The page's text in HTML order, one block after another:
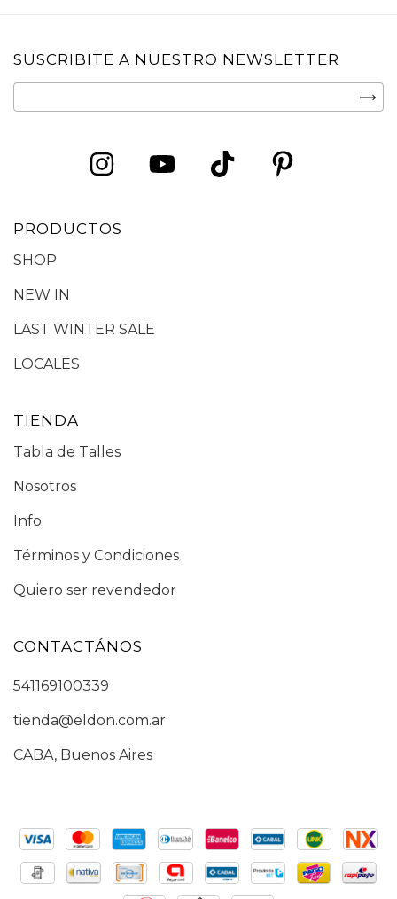
SUSCRIBITE A NUESTRO NEWSLETTER
PRODUCTOS
SHOP
NEW IN
LAST WINTER SALE
LOCALES
TIENDA
Tabla de Talles
Nosotros
Info
Términos y Condiciones
Quiero ser revendedor
CONTACTÁNOS
541169100339
tienda@eldon.com.ar
CABA, Buenos Aires